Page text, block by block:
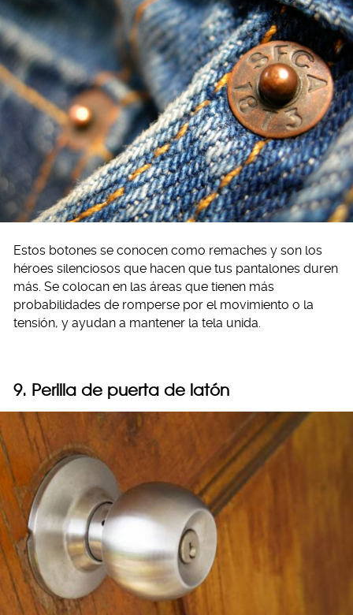
Estos botones se conocen como remaches y son los
héroes silenciosos que hacen que tus pantalones duren
más. Se colocan en las áreas que tienen más
probabilidades de romperse por el movimiento o la
tensión, y ayudan a mantener la tela unida.
9. Perilla de puerta de latón